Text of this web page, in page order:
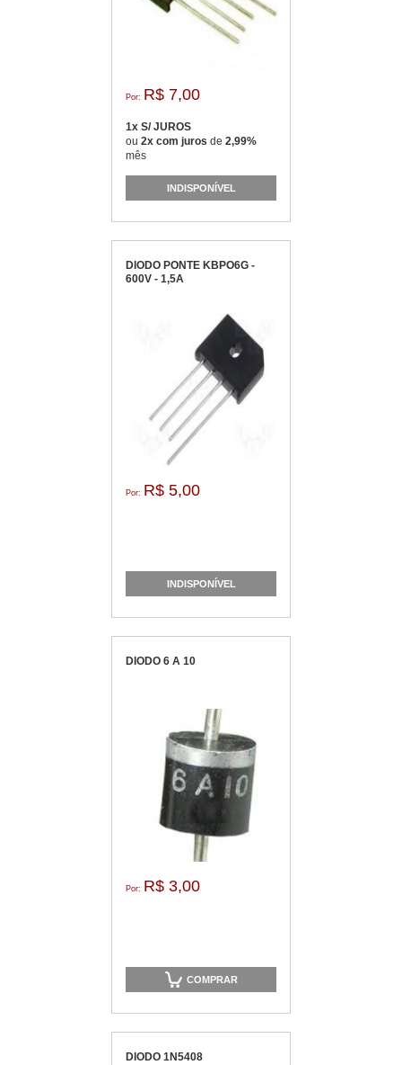
Por: R$ 7,00
1x S/ JUROS
ou 2x com juros de 2,99%
mês
INDISPONÍVEL
DIODO PONTE KBPO6G -
600V - 1,5A
Por: R$ 5,00
INDISPONÍVEL
DIODO 6 A 10
Por: R$ 3,00
COMPRAR
DIODO 1N5408